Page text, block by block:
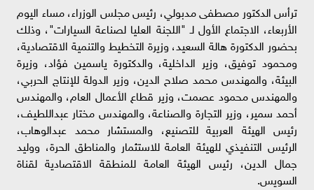
ترأس الدكتور مصطفى مدبولي، رئيس مجلس الوزراء، مساء اليوم
الأربعاء، الاجتماع الأول لـ "اللجنة العليا لصناعة السيارات"، وذلك
بحضور الدكتورة هالة السعيد، وزيرة التخطيط والتنمية الاقتصادية،
ومحمود توفيق، وزير الداخلية، والدكتورة ياسمين فؤاد، وزيرة
البيئة، والمهندس محمد صلاح الدين، وزير الدولة للإنتاج الحربي،
والمهندس محمود عصمت، وزير قطاع الأعمال العام، والمهندس
أحمد سمير، وزير التجارة والصناعة، والمهندس مختار عبداللطيف،
رئيس الهيئة العربية للتصنيع، والمستشار محمد عبدالوهاب،
الرئيس التنفيذي للهيئة العامة للاستثمار والمناطق الحرة، ووليد
جمال الدين، رئيس الهيئة العامة للمنطقة الاقتصادية لقناة
السويس.